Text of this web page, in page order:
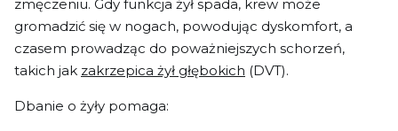
zmęczeniu. Gdy funkcja żył spada, krew może
gromadzić się w nogach, powodując dyskomfort, a
czasem prowadząc do poważniejszych schorzeń,
takich jak zakrzepica żył głębokich (DVT).
Dbanie o żyły pomaga: